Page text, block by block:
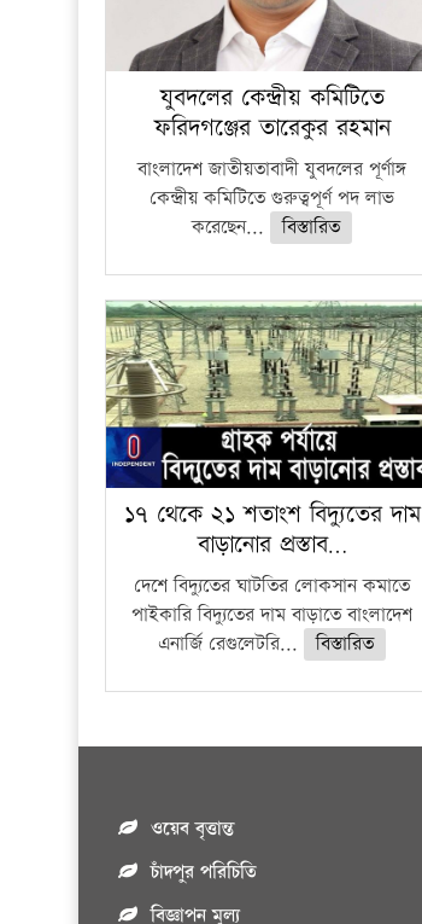
যুবদলের কেন্দ্রীয় কমিটিতে
ফরিদগঞ্জের তারেকুর রহমান
বাংলাদেশ জাতীয়তাবাদী যুবদলের পূর্ণাঙ্গ
কেন্দ্রীয় কমিটিতে গুরুত্বপূর্ণ পদ লাভ
করেছেন...
বিস্তারিত
১৭ থেকে ২১ শতাংশ বিদ্যুতের দাম
বাড়ানোর প্রস্তাব…
দেশে বিদ্যুতের ঘাটতির লোকসান কমাতে
পাইকারি বিদ্যুতের দাম বাড়াতে বাংলাদেশ
এনার্জি রেগুলেটরি...
বিস্তারিত
ওয়েব বৃত্তান্ত
চাঁদপুর পরিচিতি
বিজ্ঞাপন মুল্য